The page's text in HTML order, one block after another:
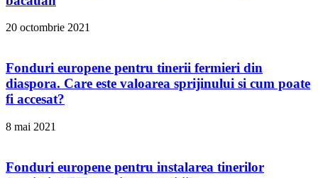
20 octombrie 2021
Fonduri europene pentru tinerii fermieri din
diaspora. Care este valoarea sprijinului si cum poate
fi accesat?
8 mai 2021
Fonduri europene pentru instalarea tinerilor